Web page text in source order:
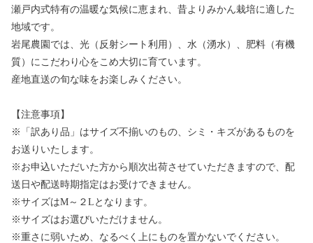
瀬戸内式特有の温暖な気候に恵まれ、昔よりみかん栽培に適した
地域です。
岩尾農園では、光（反射シート利用）、水（湧水）、肥料（有機
質）にこだわり心をこめ大切に育ています。
産地直送の旬な味をお楽しみください。
【注意事項】
※「訳あり品」はサイズ不揃いのもの、シミ・キズがあるものを
お送りいたします。
※お申込いただいた方から順次出荷させていただきますので、配
送日や配送時期指定はお受けできません。
※サイズはM～２Lとなります。
※サイズはお選びいただけません。
※重さに弱いため、なるべく上にものを置かないでください。